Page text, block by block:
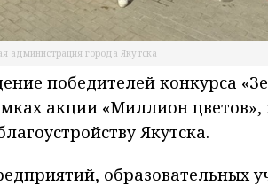
администрация города Якутска
победителей конкурса
акции «Миллион цветов»,
Якутска.
образовательных